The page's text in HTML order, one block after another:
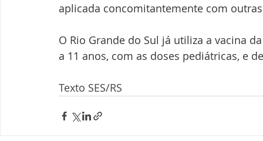
aplicada concomitantemente com
O Rio Grande do Sul já utiliza a vacina
a 11 anos, com as doses pediátricas, e
Texto SES/RS